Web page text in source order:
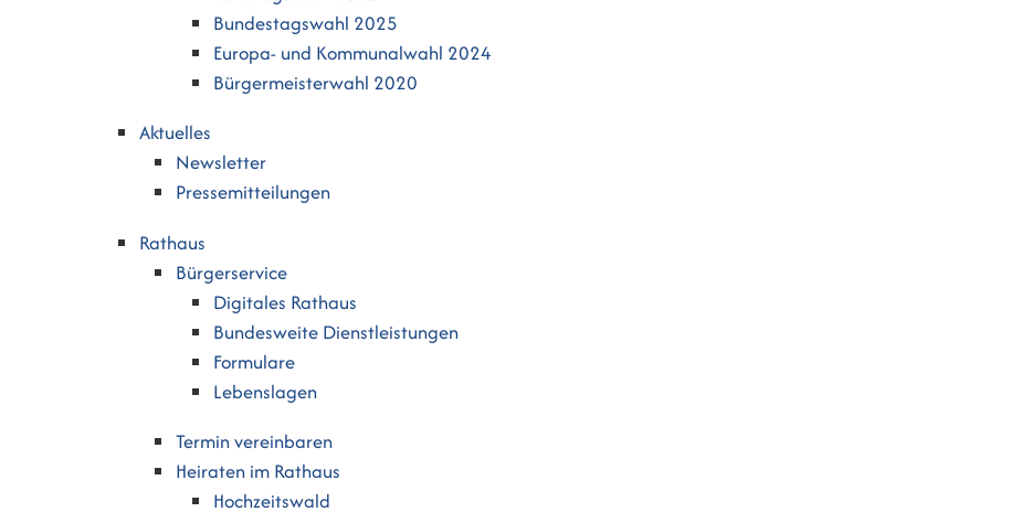
Bundestagswahl 2025
Europa- und Kommunalwahl 2024
Bürgermeisterwahl 2020
Aktuelles
Newsletter
Pressemitteilungen
Rathaus
Bürgerservice
Digitales Rathaus
Bundesweite Dienstleistungen
Formulare
Lebenslagen
Termin vereinbaren
Heiraten im Rathaus
Hochzeitswald